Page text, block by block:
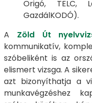
Origó, TELC,
GazdálKODÓ).
A Zöld Út
kommunikatív,
szóbeliként is az
elismert vizsga. A
azt bizonyíthatja a
munkavégzéshez